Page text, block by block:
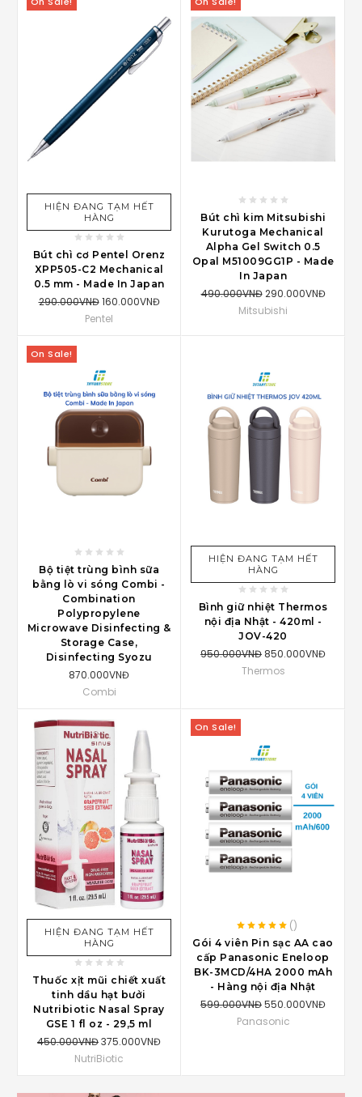
HIỆN ĐANG TẠM HẾT
HÀNG
Bút chì cơ Pentel Orenz
XPP505-C2 Mechanical
0.5 mm - Made In Japan
290.000VNĐ 160.000VNĐ
Pentel
Bút chì kim Mitsubishi
Kurutoga Mechanical
Alpha Gel Switch 0.5
Opal M51009GG1P - Made
In Japan
490.000VNĐ 290.000VNĐ
Mitsubishi
On Sale!
Bộ tiệt trùng bình sữa
bằng lò vi sóng Combi -
Combination
Polypropylene
Microwave Disinfecting &
Storage Case,
Disinfecting Syozu
870.000VNĐ
Combi
HIỆN ĐANG TẠM HẾT
HÀNG
Bình giữ nhiệt Thermos
nội địa Nhật - 420ml -
JOV-420
950.000VNĐ 850.000VNĐ
Thermos
HIỆN ĐANG TẠM HẾT
HÀNG
Thuốc xịt mũi chiết xuất
tinh dầu hạt bưởi
Nutribiotic Nasal Spray
GSE 1 fl oz - 29,5 ml
450.000VNĐ375.000VNĐ
NutriBiotic
On Sale!
()
Gói 4 viên Pin sạc AA cao
cấp Panasonic Eneloop
BK-3MCD/4HA 2000 mAh
- Hàng nội địa Nhật
599.000VNĐ550.000VNĐ
Panasonic